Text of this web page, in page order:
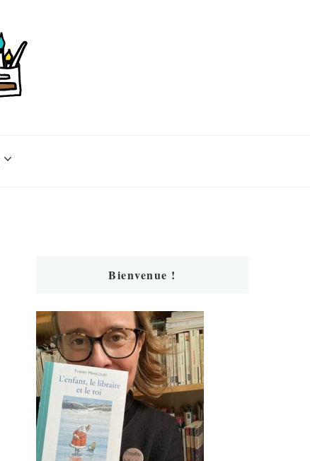
Bienvenue !